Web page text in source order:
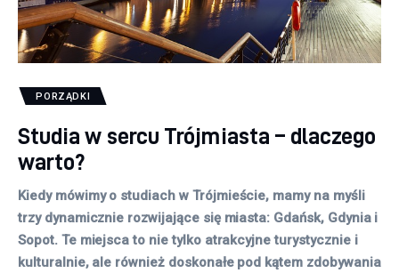
PORZĄDKI
Studia w sercu Trójmiasta – dlaczego
warto?
Kiedy mówimy o studiach w Trójmieście, mamy na myśli
trzy dynamicznie rozwijające się miasta: Gdańsk, Gdynia i
Sopot. Te miejsca to nie tylko atrakcyjne turystycznie i
kulturalnie, ale również doskonałe pod kątem zdobywania